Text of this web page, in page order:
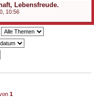
Lebensfreude.
10:56
1